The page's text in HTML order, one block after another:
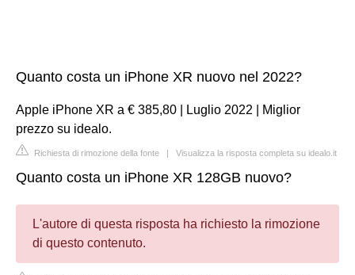
Quanto costa un iPhone XR nuovo nel 2022?
Apple iPhone XR a € 385,80 | Luglio 2022 | Miglior
prezzo su idealo.
Richiesta di rimozione della fonte | Visualizza la risposta completa su idealo.it
Quanto costa un iPhone XR 128GB nuovo?
L'autore di questa risposta ha richiesto la rimozione
di questo contenuto.